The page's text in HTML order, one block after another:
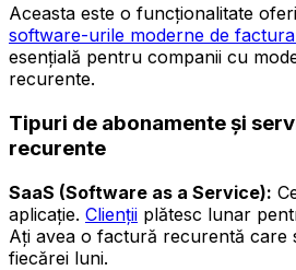
Aceasta este o funcționalitate
software-urile moderne de
esențială pentru companii cu
recurente.
Tipuri de abonamente și
recurente
SaaS (Software as a Service):
aplicație. Clienții plătesc lunar
Ați avea o factură recurentă care
fiecărei luni.